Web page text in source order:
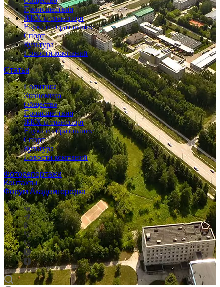
Происшествия
ЖКХ и транспорт
Наука и образование
Спорт
Культура
Новости компаний
Статьи
Политика
Экономика
Общество
Происшествия
ЖКХ и транспорт
Наука и образование
Спорт
Культура
Новости компаний
Фоторепортажи
Контакты
Форум Академгородка